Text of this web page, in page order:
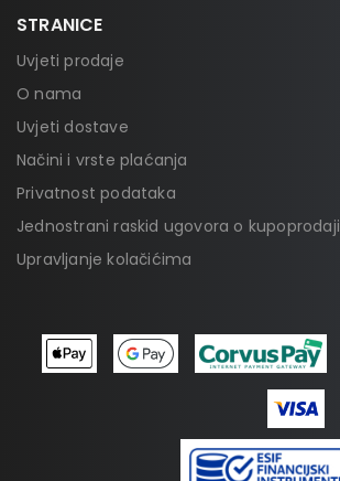
STRANICE
Uvjeti prodaje
O nama
Uvjeti dostave
Načini i vrste plaćanja
Privatnost podataka
Jednostrani raskid ugovora o kupoprodaji
Upravljanje kolačićima